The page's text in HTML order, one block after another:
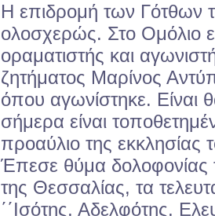
Η επιδρομή των Γότθων
ολοσχερώς. Στο Ομόλιο
οραματιστής και
ζητήματος Μαρίνος
όπου αγωνίστηκε. Είναι
σήμερα είναι
προαύλιο της εκκλησίας
Έπεσε θύμα δολοφονίας
της Θεσσαλίας, τα
΄΄Ισότης, Αδελφότης,